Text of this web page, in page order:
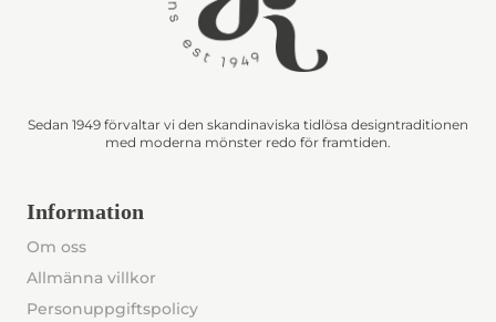
Sedan 1949 förvaltar vi den skandinaviska tidlösa designtraditionen
med moderna mönster redo för framtiden.
Information
Om oss
Allmänna villkor
Personuppgiftspolicy